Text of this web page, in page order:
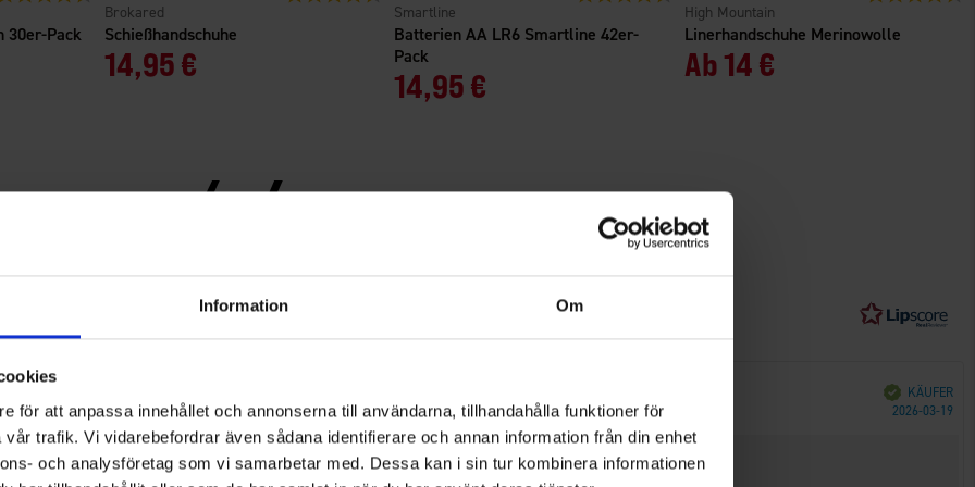
Information Om
för att anpassa innehållet och annonserna till användarna, tillhandahålla funktioner för
trafik. Vi vidarebefordrar även sådana identifierare och annan information från din enhet
och analysföretag som vi samarbetar med. Dessa kan i sin tur kombinera informationen
30er-Pack Schießhandschuhe
Brokared
14,95 €
Batterien AA LR6 Smartline 42er-
Pack
Smartline
14,95 €
Linerhandschuhe Merinowolle
High Mountain
Ab14 €
4.6
Basierend auf 7 Bewertungen und
Filter
Verifiziert
KÄUFER
2026-03-19
sind ein echter Pluspunkt, und man kann sie auch als Taschenlampe verwenden.